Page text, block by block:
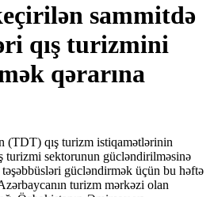
sammitdə
qış turizmini
qərarına
(TDT) qış turizm istiqamətlərinin
turizmi sektorunun gücləndirilməsinə
gücləndirmək üçün bu həftə
turizm mərkəzi olan